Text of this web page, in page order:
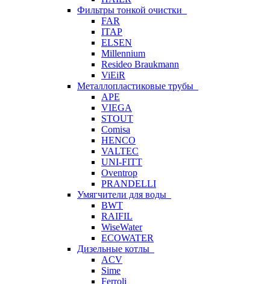
Фильтры тонкой очистки
FAR
ITAP
ELSEN
Millennium
Resideo Braukmann
ViEiR
Металлопластиковые трубы
APE
VIEGA
STOUT
Comisa
HENCO
VALTEC
UNI-FITT
Oventrop
PRANDELLI
Умягчители для воды
BWT
RAIFIL
WiseWater
ECOWATER
Дизельные котлы
ACV
Sime
Ferroli